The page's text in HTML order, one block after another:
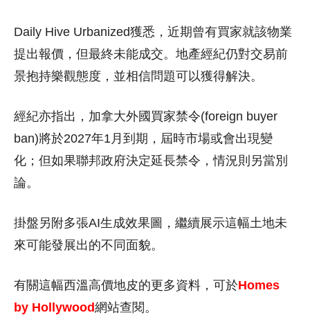
Daily Hive Urbanized獲悉，近期曾有買家就該物業
提出報價，但最終未能成交。地產經紀仍對交易前
景抱持樂觀態度，並相信問題可以獲得解決。
經紀亦指出，加拿大外國買家禁令(foreign buyer
ban)將於2027年1月到期，屆時市場或會出現變
化；但如果聯邦政府決定延長禁令，情況則另當別
論。
掛盤另附多張AI生成效果圖，繼續展示這幅土地未
來可能發展出的不同面貌。
有關這幅西溫高價地皮的更多資料，可於Homes
by Hollywood網站查閱。